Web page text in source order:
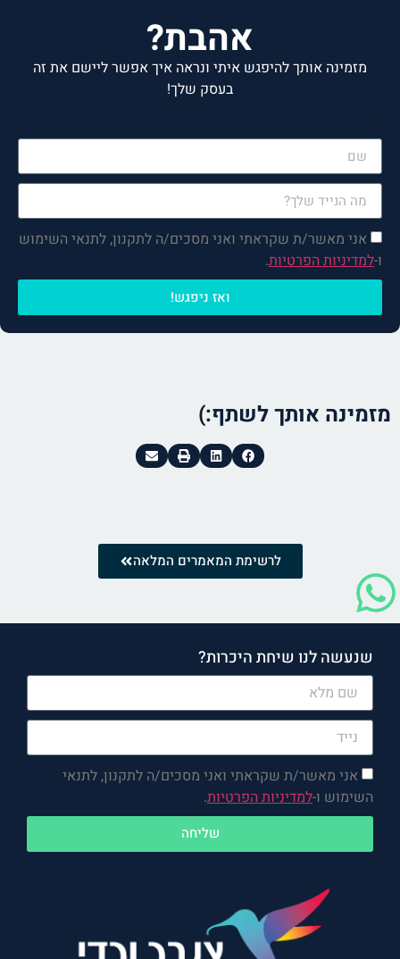
אהבת?
מזמינה אותך להיפגש איתי ונראה איך אפשר ליישם את זה
בעסק שלך!
אני מאשר/ת שקראתי ואני מסכים/ה לתקנון, לתנאי השימוש
ו-למדיניות הפרטיות.
ואז ניפגש!
מזמינה אותך לשתף:)
לרשימת המאמרים המלאה
שנעשה לנו שיחת היכרות?
אני מאשר/ת שקראתי ואני מסכים/ה לתקנון, לתנאי
השימוש ו-למדיניות הפרטיות.
שליחה